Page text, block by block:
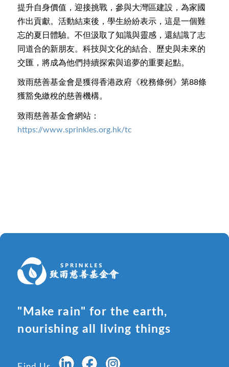
提升自身價值，迎接挑戰，參與大灣區建設，為家國
作出貢獻。活動結束後，學生紛紛表示，這是一個難
忘的夏日體驗。不但汲取了知識與靈感，還結識了志
同道合的新朋友。科技與文化的結合、歷史與未來的
交匯，將成為他們持續探索與追夢的重要起點。
致雨慈善基金會是獲得香港政府《稅務條例》第88條
獲豁免繳稅的慈善機構。
致雨慈善基金會網站：
https://www.sprinkles.org.hk/tc
"Make rain" for the earth,
nourishing all living things